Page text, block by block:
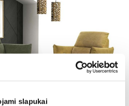
slapukai